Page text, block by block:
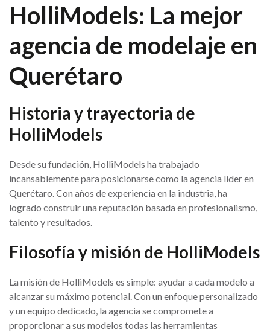
HolliModels: La mejor
agencia de modelaje en
Querétaro
Historia y trayectoria de
HolliModels
Desde su fundación, HolliModels ha trabajado
incansablemente para posicionarse como la agencia líder en
Querétaro. Con años de experiencia en la industria, ha
logrado construir una reputación basada en profesionalismo,
talento y resultados.
Filosofía y misión de HolliModels
La misión de HolliModels es simple: ayudar a cada modelo a
alcanzar su máximo potencial. Con un enfoque personalizado
y un equipo dedicado, la agencia se compromete a
proporcionar a sus modelos todas las herramientas